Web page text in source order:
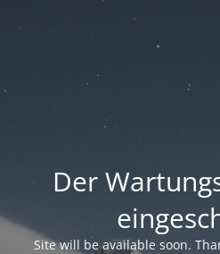
Der
Site will be available soon.